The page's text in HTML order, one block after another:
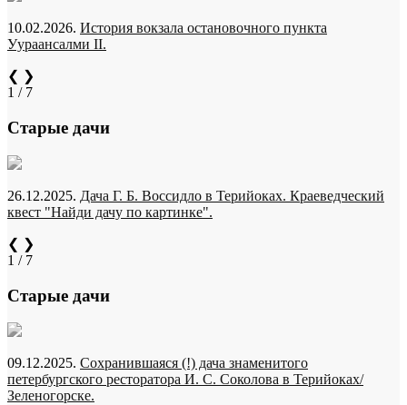
10.02.2026. История вокзала остановочного пункта
Уураансалми II.
❮ ❯
1 / 7
Старые дачи
26.12.2025. Дача Г. Б. Воссидло в Терийоках. Краеведческий
квест "Найди дачу по картинке".
❮ ❯
1 / 7
Старые дачи
09.12.2025. Сохранившаяся (!) дача знаменитого
петербургского ресторатора И. С. Соколова в Терийоках/
Зеленогорске.